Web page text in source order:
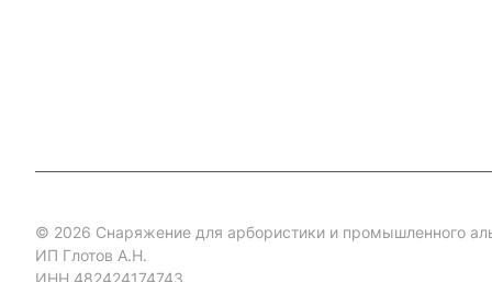
© 2026 Снаряжение для арбористики и промышленного
ИП Глотов А.Н.
ИНН 482424174743